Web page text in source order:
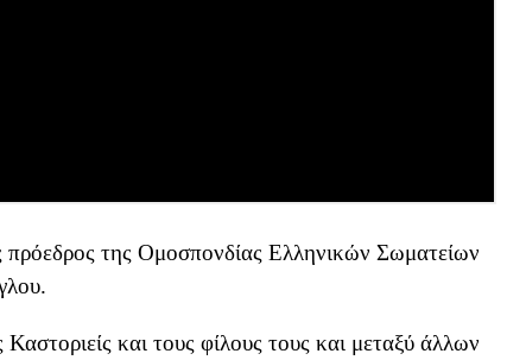
της Ομοσπονδίας Ελληνικών Σωματείων
και τους φίλους τους και μεταξύ άλλων